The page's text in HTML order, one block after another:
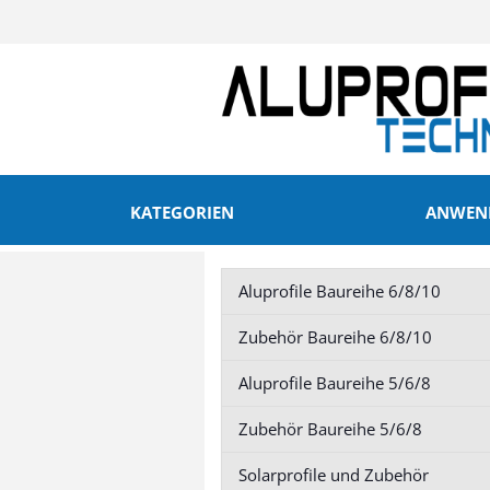
KATEGORIEN
Aluprofile Baureihe 6/8/10
Profil 40 Nut 10
Profil 45 Nut 10
Zubehör
Profil 20 Nut 6
Profil 40 Nut 10
Profil 45 Nut 10
Aluprofile Baureihe 6/8/10
Zubehör Baureihe 6/8/10
Aluprofile Baureihe 5/6/8
Zubehör Baureihe 5/6/8
Solarprofile und Zubehör